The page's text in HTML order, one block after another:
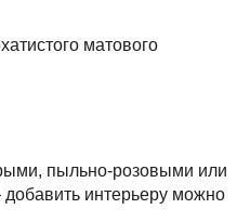
матового
пыльно-розовыми или
интерьеру можно